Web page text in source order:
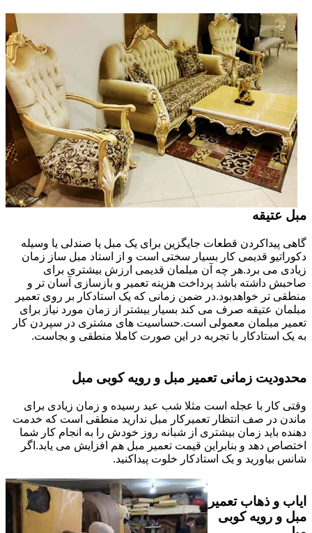
مبل عتیقه
گاهی پیداکردن قطعات جایگزین برای یک مبل یا صندلی یا وسیله
دکوراتیو قدیمی کار بسیار سختی است و از استاد مبل ساز زمان
زیادی می برد.هر چه آن مبلمان قدیمی ارزش بیشتری برای
صاحبش داشته باشد پرداخت هزینه تعمیر و بازسازی آسان تر و
منطقی تر خواهدبود.در ضمن زمانی که یک استادکار بر روی تعمیر
مبلمان عتیقه صرف می کند بسیار بیشتر از زمان مورد نیاز برای
تعمیر مبلمان معمولی است.حساسیت های مشتری در سپردن کار
به یک استادکار با تجربه در این صورت کاملا منطقی و بجاست.
محدودیت زمانی تعمیر مبل و رویه کوبی مبل
وقتی کار با عجله است مثلا شب عید رسیده و زمان زیادی برای
ماندن در صف انتظار تعمیرکار مبل ندارید منطقی است که خدمت
دهنده باید زمان بیشتری از شبانه روز خودش را به انجام کار شما
اختصاص دهد و بنابراین قیمت تعمیر مبل هم افزایش می یابد.اگر
شانس بیاورید و یک استادکار خلوت پیداکنید.
ایاب و ذهاب تعمیر
مبل و رویه کوبی